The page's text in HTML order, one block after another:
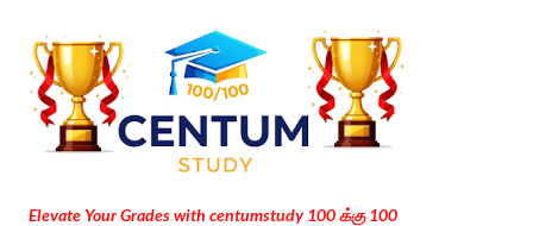
Skip to main content
Elevate Your Grades with centumstudy 100 க்கு 100